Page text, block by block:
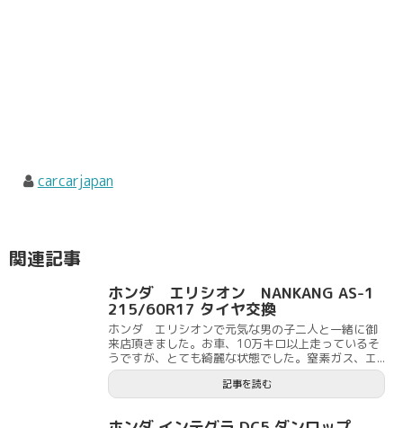
carcarjapan
関連記事
ホンダ エリシオン NANKANG AS-1
215/60R17 タイヤ交換
ホンダ エリシオンで元気な男の子二人と一緒に御
来店頂きました。お車、10万キロ以上走っているそ
うですが、とても綺麗な状態でした。窒素ガス、エ...
記事を読む